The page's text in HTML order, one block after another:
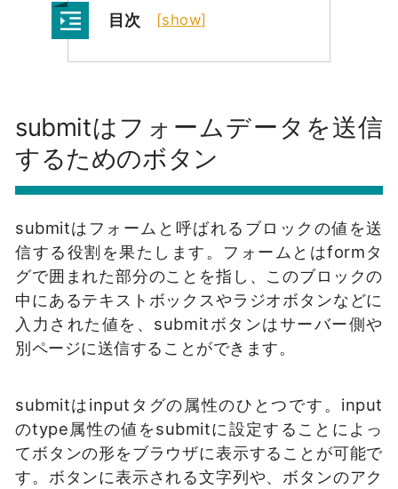
目次 [show]
submitはフォームデータを送信
するためのボタン
submitはフォームと呼ばれるブロックの値を送
信する役割を果たします。フォームとはformタ
グで囲まれた部分のことを指し、このブロックの
中にあるテキストボックスやラジオボタンなどに
入力された値を、submitボタンはサーバー側や
別ページに送信することができます。
submitはinputタグの属性のひとつです。input
のtype属性の値をsubmitに設定することによっ
てボタンの形をブラウザに表示することが可能で
す。ボタンに表示される文字列や、ボタンのアク